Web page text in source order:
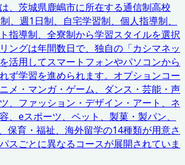
、茨城県鹿嶋市に所在する通信制高校
、週1日制、自宅学習制、個人指導制、
指導制、全寮制から学習スタイルを選択
ングは年間数日で、独自の「カシマネッ
活用してスマートフォンやパソコンから
ず学習を進められます。オプションコー
メ・マンガ・ゲーム、ダンス・芸能・声
、ファッション・デザイン・アート、ネ
、eスポーツ、ペット、製菓・製パン、
保育・福祉、海外留学の14種類が用意さ
スごとに異なるコースが展開されていま